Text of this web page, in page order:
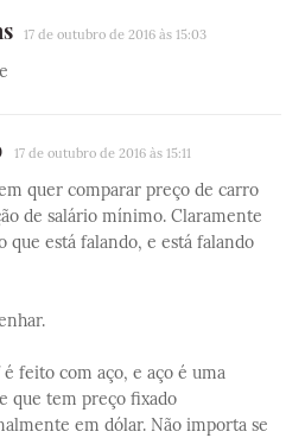
17 de outubro de 2016 às 15:03
17 de outubro de 2016 às 15:11
quer comparar preço de carro
de salário mínimo. Claramente
que está falando, e está falando
feito com aço, e aço é uma
que tem preço fixado
em dólar. Não importa se